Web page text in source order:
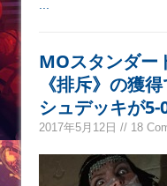
MOスタンダー
《排斥》の獲
シュデッキが5-
2017年5月12日 // 18